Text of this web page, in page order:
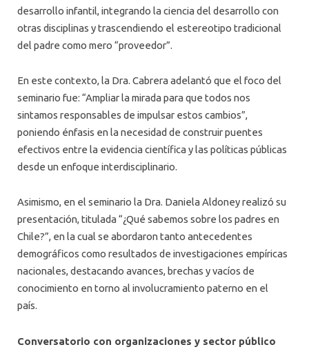
desarrollo infantil, integrando la ciencia del desarrollo con
otras disciplinas y trascendiendo el estereotipo tradicional
del padre como mero “proveedor”.
En este contexto, la Dra. Cabrera adelantó que el foco del
seminario fue: “Ampliar la mirada para que todos nos
sintamos responsables de impulsar estos cambios”,
poniendo énfasis en la necesidad de construir puentes
efectivos entre la evidencia científica y las políticas públicas
desde un enfoque interdisciplinario.
Asimismo, en el seminario la Dra. Daniela Aldoney realizó su
presentación, titulada “¿Qué sabemos sobre los padres en
Chile?”, en la cual se abordaron tanto antecedentes
demográficos como resultados de investigaciones empíricas
nacionales, destacando avances, brechas y vacíos de
conocimiento en torno al involucramiento paterno en el
país.
Conversatorio con organizaciones y sector público